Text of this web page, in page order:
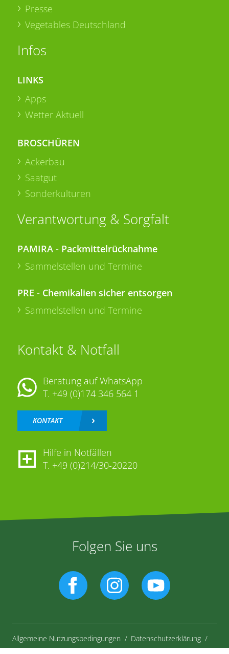
Presse
Vegetables Deutschland
Infos
LINKS
Apps
Wetter Aktuell
BROSCHÜREN
Ackerbau
Saatgut
Sonderkulturen
Verantwortung & Sorgfalt
PAMIRA - Packmittelrücknahme
Sammelstellen und Termine
PRE - Chemikalien sicher entsorgen
Sammelstellen und Termine
Kontakt & Notfall
Beratung auf WhatsApp
T. +49 (0)174 346 564 1
KONTAKT
Hilfe in Notfällen
T. +49 (0)214/30-20220
Folgen Sie uns
Allgemeine Nutzungsbedingungen
Datenschutzerklärung